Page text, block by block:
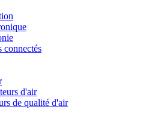
connectés
d'air
de qualité d'air